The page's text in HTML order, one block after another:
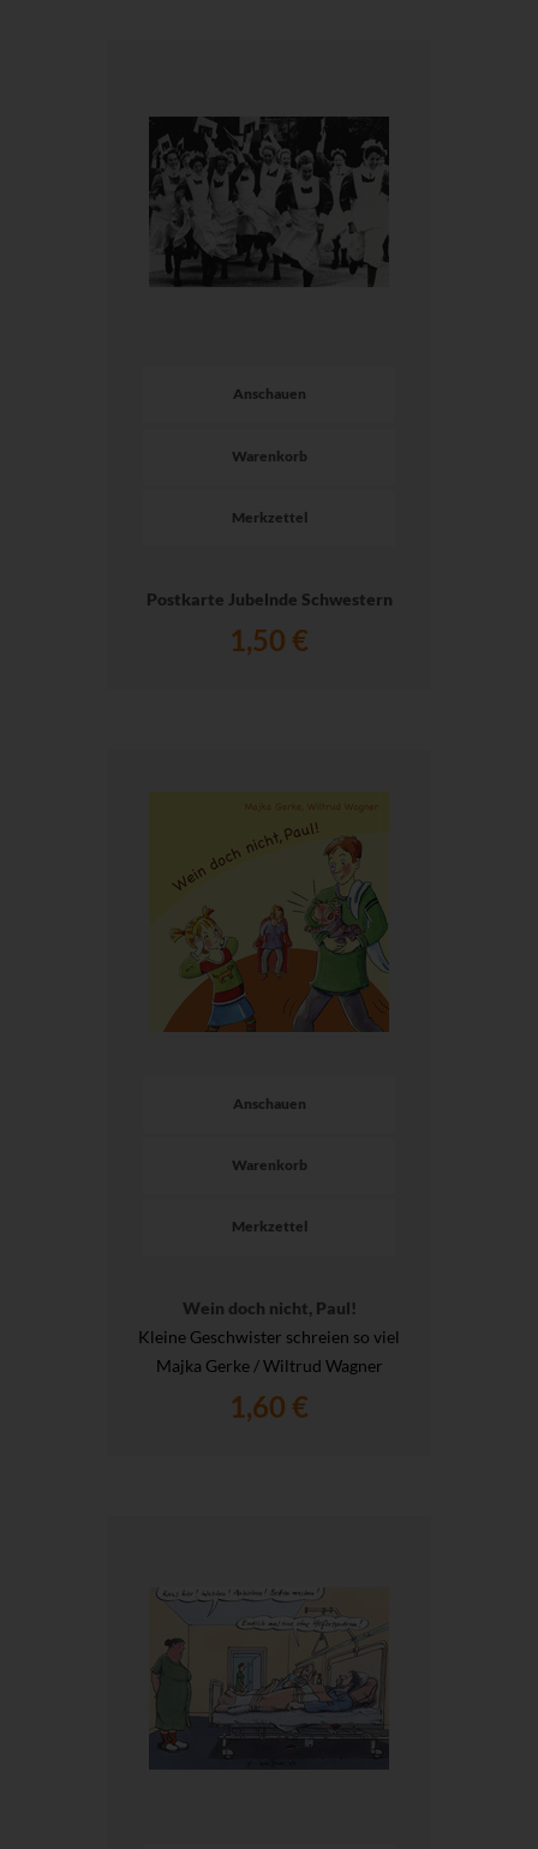
Anschauen
Warenkorb
Merkzettel
Postkarte Jubelnde Schwestern
1,50 €
Anschauen
Warenkorb
Merkzettel
Wein doch nicht, Paul!
Kleine Geschwister schreien so viel
Majka Gerke / Wiltrud Wagner
1,60 €